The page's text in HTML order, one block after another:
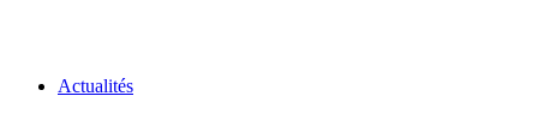
Actualités